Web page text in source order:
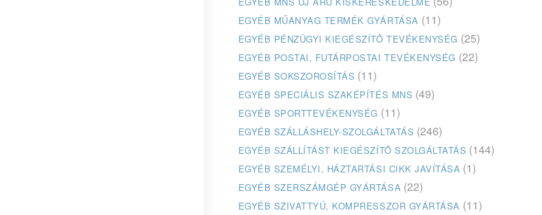
EGYÉB MŰANYAG TERMÉK GYÁRTÁSA (11)
EGYÉB PÉNZÜGYI KIEGÉSZÍTŐ TEVÉKENYSÉG (25)
EGYÉB POSTAI, FUTÁRPOSTAI TEVÉKENYSÉG (22)
EGYÉB SOKSZOROSÍTÁS (11)
EGYÉB SPECIÁLIS SZAKÉPÍTÉS MNS (49)
EGYÉB SPORTTEVÉKENYSÉG (11)
EGYÉB SZÁLLÁSHELY-SZOLGÁLTATÁS (246)
EGYÉB SZÁLLÍTÁST KIEGÉSZÍTŐ SZOLGÁLTATÁS (144)
EGYÉB SZEMÉLYI, HÁZTARTÁSI CIKK JAVÍTÁSA (1)
EGYÉB SZERSZÁMGÉP GYÁRTÁSA (22)
EGYÉB SZIVATTYÚ, KOMPRESSZOR GYÁRTÁSA (11)